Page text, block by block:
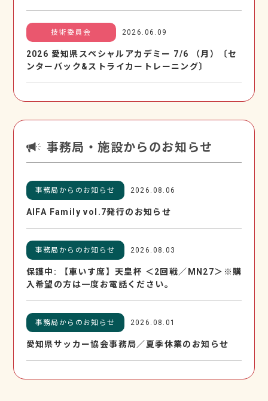
技術委員会 2026.06.09
2026 愛知県スペシャルアカデミー 7/6 （⽉）〔セ
ンターバック&ストライカートレーニング〕
事務局・施設からのお知らせ
事務局からのお知らせ 2026.08.06
AIFA Family vol.7発行のお知らせ
事務局からのお知らせ 2026.08.03
保護中: 【車いす席】天皇杯 ＜2回戦／MN27＞※購
入希望の方は一度お電話ください。
事務局からのお知らせ 2026.08.01
愛知県サッカー協会事務局／夏季休業のお知らせ